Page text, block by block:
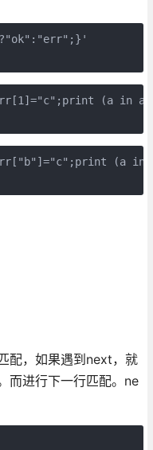
(a in
(a
配，如果遇到next，就
而进行下一行匹配。ne